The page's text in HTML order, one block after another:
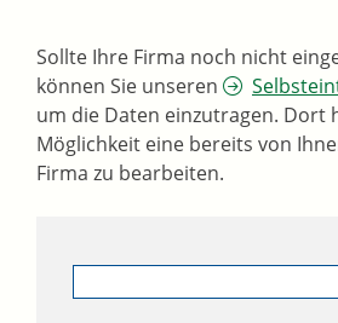
Sollte Ihre Firma noch nicht
können Sie unseren
um die Daten einzutragen. Dort
Möglichkeit eine bereits von
Firma zu bearbeiten.